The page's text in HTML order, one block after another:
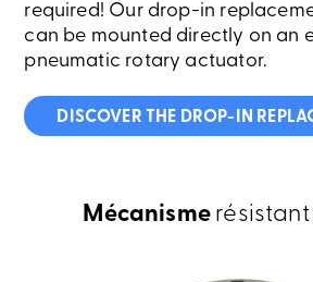
required! Our drop-in
can be mounted directly on an
pneumatic rotary actuator.
DISCOVER THE DROP-IN
Mécanisme résistant